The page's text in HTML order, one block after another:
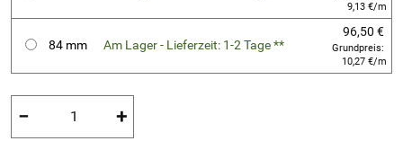
9,13 €/m
84 mm Am Lager - Lieferzeit: 1-2 Tage **
96,50 €
Grundpreis:
10,27 €/m
− +